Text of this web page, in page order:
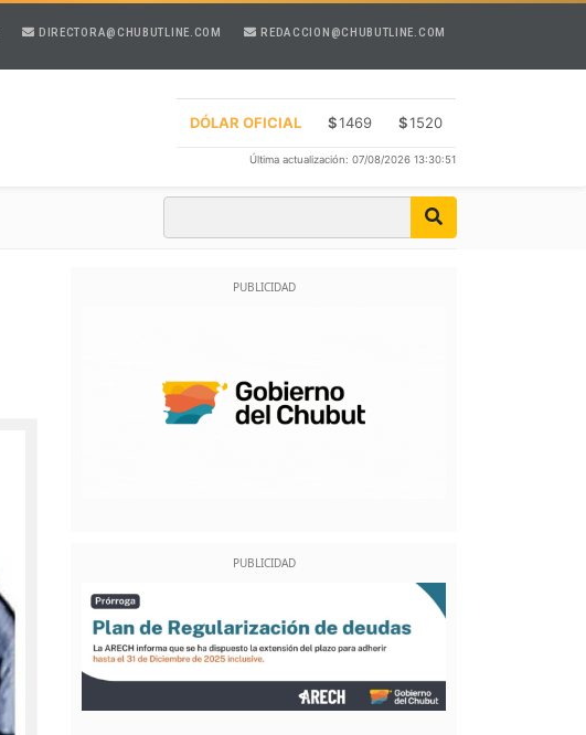
DIRECTORA@CHUBUTLINE.COM REDACCION@CHUBUTLINE.COM
DÓLAR OFICIAL $1469 $1520
Última actualización: 07/08/2026 13:30:51